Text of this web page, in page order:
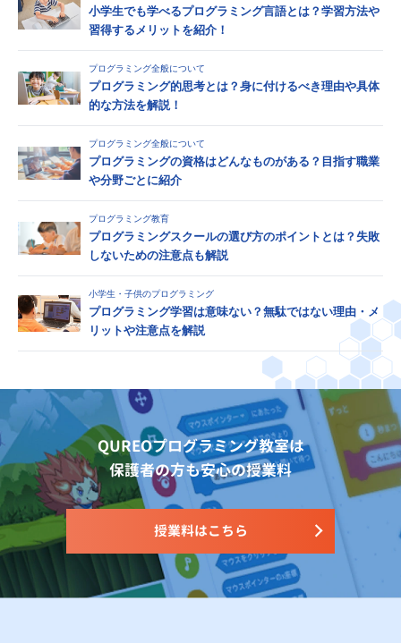
小学生でも学べるプログラミング言語とは？学習方法や
習得するメリットを紹介！
プログラミング全般について
プログラミング的思考とは？身に付けるべき理由や具体
的な方法を解説！
プログラミング全般について
プログラミングの資格はどんなものがある？目指す職業
や分野ごとに紹介
プログラミング教育
プログラミングスクールの選び方のポイントとは？失敗
しないための注意点も解説
小学生・子供のプログラミング
プログラミング学習は意味ない？無駄ではない理由・メ
リットや注意点を解説
QUREOプログラミング教室は
保護者の方も安心の授業料
授業料はこちら